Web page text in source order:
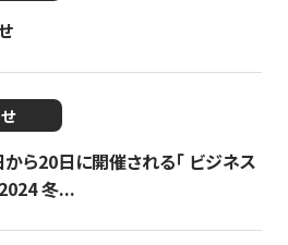
ら20日に開催される「 ビジネス
冬...